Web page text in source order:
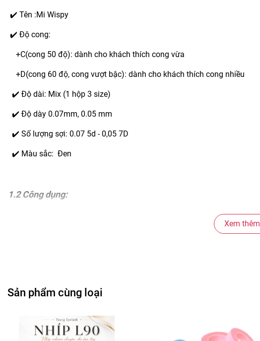
✔️ Tên :Mi Wispy
✔️ Độ cong:
+C(cong 50 độ): dành cho khách thích cong vừa
+D(cong 60 độ, cong vượt bậc): dành cho khách thích cong nhiều
✔️ Độ dài: Mix (1 hộp 3 size)
✔️ Độ dày 0.07mm, 0.05 mm
✔️ Số lượng sợi: 0.07 5d - 0,05 7D
✔️ Màu sắc: Đen
1.2 Công dụng:
✔️ Dễ dàng lựa chọn thông số phù hợp với từng khách hàng
✔️ Dòng mi thông dụng ở nước ngoài.
Xem thêm
Sản phẩm cùng loại